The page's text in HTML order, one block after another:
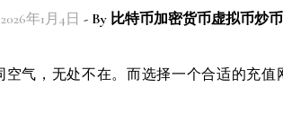
2026年1月4日 - By 比特币加密货币虚拟币炒币